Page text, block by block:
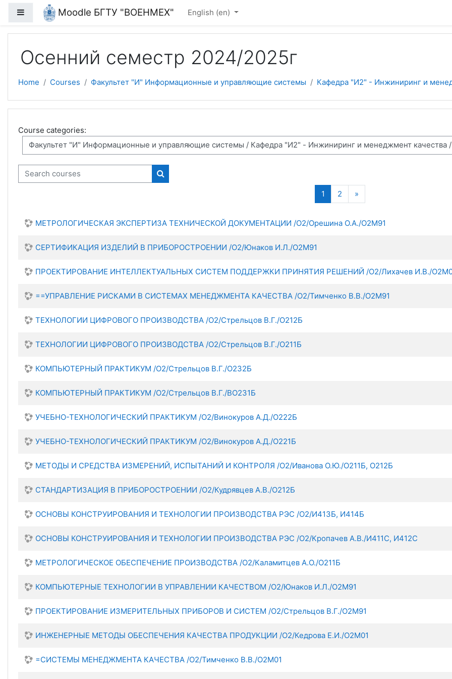
Skip to main content
Side panelMoodle БГТУ "ВОЕНМЕХ" English ‎(en)‎
Осенний семестр 2024/2025г
Home Courses Факультет "И" Информационные и управляющие системы Кафедра "И2" - Инжиниринг и
Course categories:
Search courses
Search courses
1 (current)
2 »Next page
МЕТРОЛОГИЧЕСКАЯ ЭКСПЕРТИЗА ТЕХНИЧЕСКОЙ ДОКУМЕНТАЦИИ /О2/Орешина О.А./О2М91
СЕРТИФИКАЦИЯ ИЗДЕЛИЙ В ПРИБОРОСТРОЕНИИ /О2/Юнаков И.Л./О2М91
ПРОЕКТИРОВАНИЕ ИНТЕЛЛЕКТУАЛЬНЫХ СИСТЕМ ПОДДЕРЖКИ ПРИНЯТИЯ РЕШЕНИЙ /О2/Лихачев И.В./
==УПРАВЛЕНИЕ РИСКАМИ В СИСТЕМАХ МЕНЕДЖМЕНТА КАЧЕСТВА /О2/Тимченко В.В./О2М91
ТЕХНОЛОГИИ ЦИФРОВОГО ПРОИЗВОДСТВА /О2/Стрельцов В.Г./О212Б
ТЕХНОЛОГИИ ЦИФРОВОГО ПРОИЗВОДСТВА /О2/Стрельцов В.Г./О211Б
КОМПЬЮТЕРНЫЙ ПРАКТИКУМ /О2/Стрельцов В.Г./О232Б
КОМПЬЮТЕРНЫЙ ПРАКТИКУМ /О2/Стрельцов В.Г./ВО231Б
УЧЕБНО-ТЕХНОЛОГИЧЕСКИЙ ПРАКТИКУМ /О2/Винокуров А.Д./О222Б
УЧЕБНО-ТЕХНОЛОГИЧЕСКИЙ ПРАКТИКУМ /О2/Винокуров А.Д./О221Б
МЕТОДЫ И СРЕДСТВА ИЗМЕРЕНИЙ, ИСПЫТАНИЙ И КОНТРОЛЯ /О2/Иванова О.Ю./О211Б, О212Б
СТАНДАРТИЗАЦИЯ В ПРИБОРОСТРОЕНИИ /О2/Кудрявцев А.В./О212Б
ОСНОВЫ КОНСТРУИРОВАНИЯ И ТЕХНОЛОГИИ ПРОИЗВОДСТВА РЭС /О2/И413Б, И414Б
ОСНОВЫ КОНСТРУИРОВАНИЯ И ТЕХНОЛОГИИ ПРОИЗВОДСТВА РЭС /О2/Кропачев А.В./И411С, И412С
МЕТРОЛОГИЧЕСКОЕ ОБЕСПЕЧЕНИЕ ПРОИЗВОДСТВА /О2/Каламитцев А.О./О211Б
КОМПЬЮТЕРНЫЕ ТЕХНОЛОГИИ В УПРАВЛЕНИИ КАЧЕСТВОМ /О2/Юнаков И.Л./О2М91
ПРОЕКТИРОВАНИЕ ИЗМЕРИТЕЛЬНЫХ ПРИБОРОВ И СИСТЕМ /О2/Стрельцов В.Г./О2М91
ИНЖЕНЕРНЫЕ МЕТОДЫ ОБЕСПЕЧЕНИЯ КАЧЕСТВА ПРОДУКЦИИ /О2/Кедрова Е.И./О2М01
=СИСТЕМЫ МЕНЕДЖМЕНТА КАЧЕСТВА /О2/Тимченко В.В./О2М01